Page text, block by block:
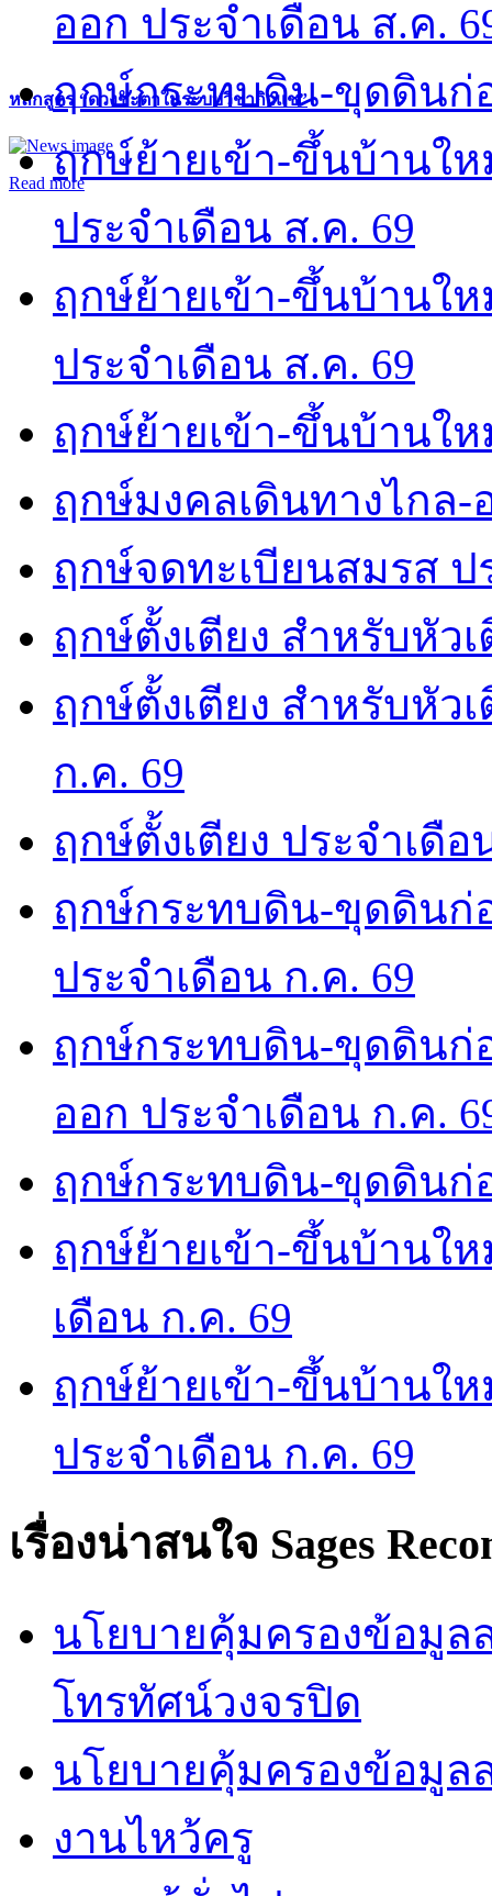
หลักสูตร “ดวงชะตาในระบบวิชากิวแช”
Read more
ออก ประจำเดือน ส.ค.
ฤกษ์กระทบดิน-ขุดดินก่
ฤกษ์ย้ายเข้า-ขึ้นบ้านใ
ประจำเดือน ส.ค. 69
ฤกษ์ย้ายเข้า-ขึ้นบ้านใ
ประจำเดือน ส.ค. 69
ฤกษ์ย้ายเข้า-ขึ้นบ้านให
ฤกษ์มงคลเดินทางไกล-
ฤกษ์จดทะเบียนสมรส ป
ฤกษ์ตั้งเตียง สำหรับหัว
ฤกษ์ตั้งเตียง สำหรับหัว
ก.ค. 69
ฤกษ์ตั้งเตียง ประจำเดือ
ฤกษ์กระทบดิน-ขุดดินก่
ประจำเดือน ก.ค. 69
ฤกษ์กระทบดิน-ขุดดินก่
ออก ประจำเดือน ก.ค.
ฤกษ์กระทบดิน-ขุดดินก่
ฤกษ์ย้ายเข้า-ขึ้นบ้านใ
เดือน ก.ค. 69
ฤกษ์ย้ายเข้า-ขึ้นบ้านใ
ประจำเดือน ก.ค. 69
เรื่องน่าสนใจ Sages
นโยบายคุ้มครองข้อมูล
โทรทัศน์วงจรปิด
นโยบายคุ้มครองข้อมูล
งานไหว้ครู